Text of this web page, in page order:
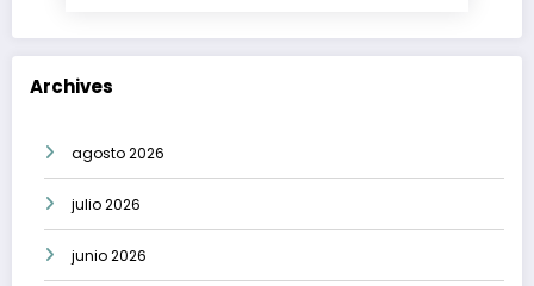
Archives
agosto 2026
julio 2026
junio 2026